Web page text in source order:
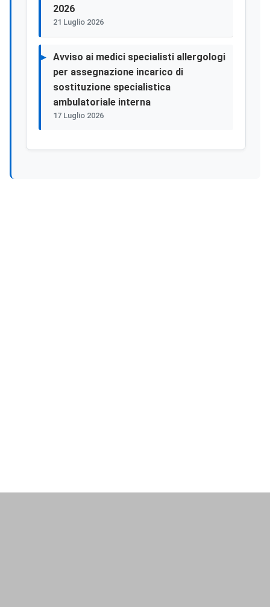
2026
21 Luglio 2026
Avviso ai medici specialisti allergologi
per assegnazione incarico di
sostituzione specialistica
ambulatoriale interna
17 Luglio 2026